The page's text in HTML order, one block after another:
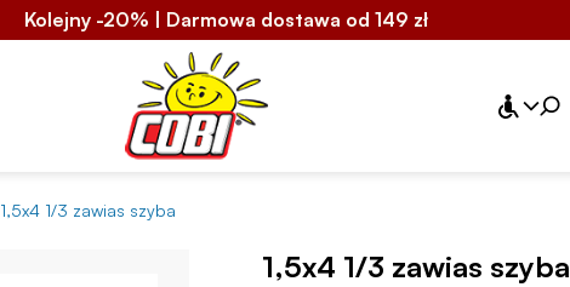
Kolejny -20% | Darmowa dostawa od 149 zł
1,5x4 1/3 zawias szyba
1,5x4 1/3 zawias szyba